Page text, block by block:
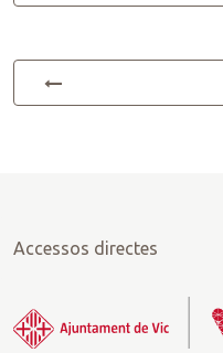
Accessos directes